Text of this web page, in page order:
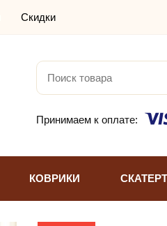
Скидки
Принимаем к оплате:
КОВРИКИ